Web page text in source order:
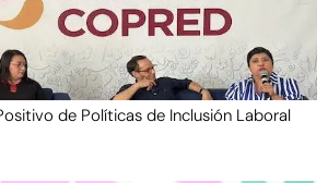
de Políticas de Inclusión Laboral